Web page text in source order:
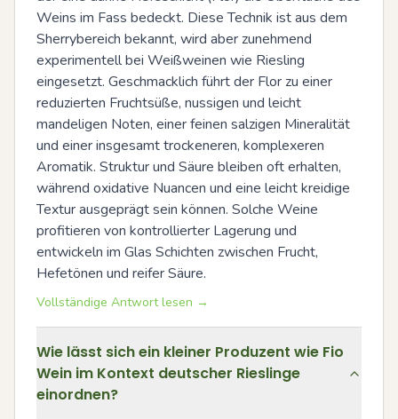
Weins im Fass bedeckt. Diese Technik ist aus dem
Sherrybereich bekannt, wird aber zunehmend
experimentell bei Weißweinen wie Riesling
eingesetzt. Geschmacklich führt der Flor zu einer
reduzierten Fruchtsüße, nussigen und leicht
mandeligen Noten, einer feinen salzigen Mineralität
und einer insgesamt trockeneren, komplexeren
Aromatik. Struktur und Säure bleiben oft erhalten,
während oxidative Nuancen und eine leicht kreidige
Textur ausgeprägt sein können. Solche Weine
profitieren von kontrollierter Lagerung und
entwickeln im Glas Schichten zwischen Frucht,
Hefetönen und reifer Säure.
Vollständige Antwort lesen →
Wie lässt sich ein kleiner Produzent wie Fio
Wein im Kontext deutscher Rieslinge
einordnen?